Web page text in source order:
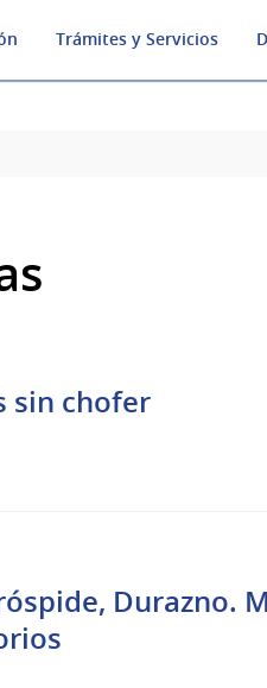
Trámites y Servicios
sin chofer
Durazno.